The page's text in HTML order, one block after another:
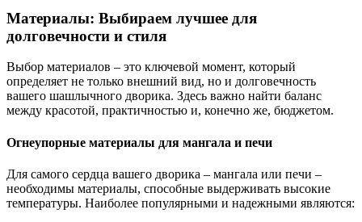
Материалы: Выбираем лучшее для
долговечности и стиля
Выбор материалов – это ключевой момент, который
определяет не только внешний вид, но и долговечность
вашего шашлычного дворика. Здесь важно найти баланс
между красотой, практичностью и, конечно же, бюджетом.
Огнеупорные материалы для мангала и печи
Для самого сердца вашего дворика – мангала или печи –
необходимы материалы, способные выдерживать высокие
температуры. Наиболее популярными и надежными являются: